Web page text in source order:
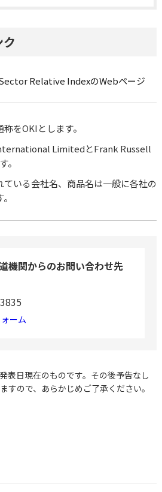
Relative IndexのWebページ
をOKIとします。
LimitedとFrank Russell
。
いる会社名、商品名は一般に各社の
機関からのお問い合わせ先
ーム
表日現在のものです。その後予告なし
すので、あらかじめご了承ください。